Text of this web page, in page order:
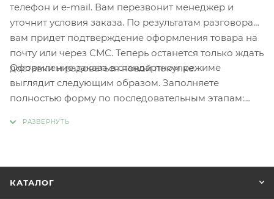
телефон и e-mail. Вам перезвонит менеджер и
уточнит условия заказа. По результатам разговора
вам придет подтверждение оформления товара на
почту или через СМС. Теперь останется только ждать
доставки и радоваться новой покупке.
Оформление заказа в стандартном режиме
выглядит следующим образом. Заполняете
полностью форму по последовательным этапам:
КАТАЛОГ